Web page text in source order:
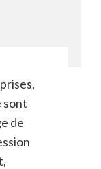
sont
de